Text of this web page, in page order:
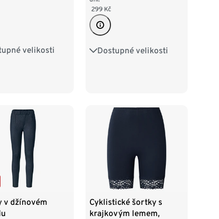
velikosti
M 40/42
299 Kč
Dostupné velikosti
S 36/38 M 40/42
v džínovém
Cyklistické šortky s
krajkovým lemem,